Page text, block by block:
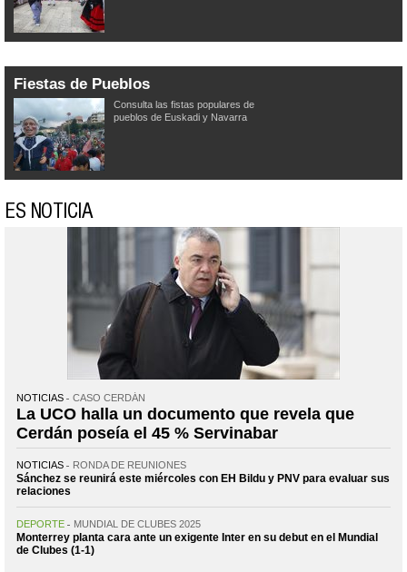
Fiestas de Pueblos
Consulta las fistas populares de
pueblos de Euskadi y Navarra
ES NOTICIA
NOTICIAS CASO CERDÁN
La UCO halla un documento que revela que
Cerdán poseía el 45 % Servinabar
NOTICIAS RONDA DE REUNIONES
Sánchez se reunirá este miércoles con EH Bildu y PNV para evaluar sus
relaciones
DEPORTE MUNDIAL DE CLUBES 2025
Monterrey planta cara ante un exigente Inter en su debut en el Mundial
de Clubes (1-1)